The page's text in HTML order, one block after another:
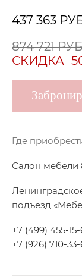
437 363
874 721
СКИДКА
Где
Салон мебели
подъезд
+7 (499) 455-
+7 (926) 710-